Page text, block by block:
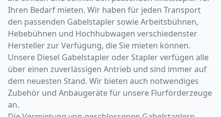
Ihren Bedarf mieten. Wir haben für jeden Transport
den passenden Gabelstapler sowie Arbeitsbühnen,
Hebebühnen und Hochhubwagen verschiedenster
Hersteller zur Verfügung, die Sie mieten können.
Unsere Diesel Gabelstapler oder Stapler verfügen alle
über einen zuverlässigen Antrieb und sind immer auf
dem neuesten Stand. Wir bieten auch notwendiges
Zubehör und Anbaugeräte für unsere Flurförderzeuge
an.